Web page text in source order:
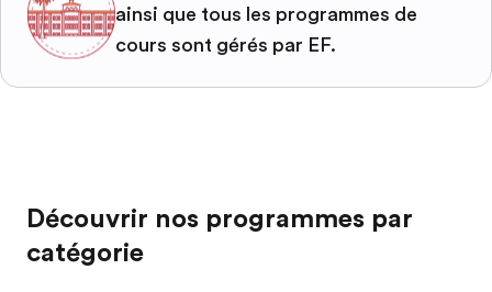
ainsi que tous les programmes de
cours sont gérés par EF.
Découvrir nos programmes par
catégorie